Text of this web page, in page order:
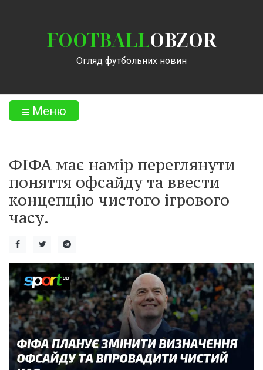
FOOTBALLOBZOR
Огляд футбольних новин
Меню
ФІФА має намір переглянути
поняття офсайду та ввести
концепцію чистого ігрового
часу.